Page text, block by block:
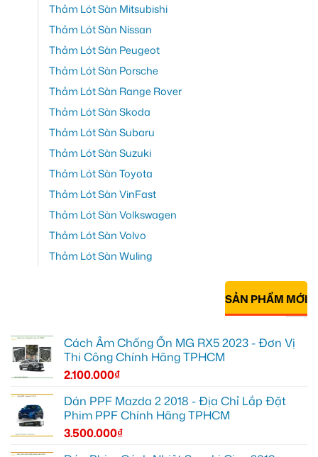
Thảm Lót Sàn Mitsubishi
Thảm Lót Sàn Nissan
Thảm Lót Sàn Peugeot
Thảm Lót Sàn Porsche
Thảm Lót Sàn Range Rover
Thảm Lót Sàn Skoda
Thảm Lót Sàn Subaru
Thảm Lót Sàn Suzuki
Thảm Lót Sàn Toyota
Thảm Lót Sàn VinFast
Thảm Lót Sàn Volkswagen
Thảm Lót Sàn Volvo
Thảm Lót Sàn Wuling
SẢN PHẨM MỚI
Cách Âm Chống Ồn MG RX5 2023 - Đơn Vị
Thi Công Chính Hãng TPHCM
2.100.000₫
Dán PPF Mazda 2 2018 - Địa Chỉ Lắp Đặt
Phim PPF Chính Hãng TPHCM
3.500.000₫